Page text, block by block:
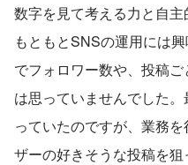
数字を見て考える力と自主
もともとSNSの運用には
でフォロワー数や、投稿
は思っていませんでした
っていたのですが、業務
ザーの好きそうな投稿を